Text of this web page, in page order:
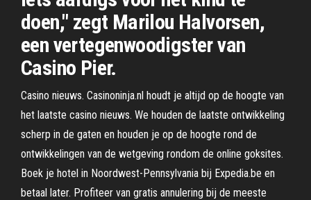
doen," zegt Marilou Halvorsen,
een vertegenwoodigster van
Casino Pier.
Casino nieuws. Casinoninja.nl houdt je altijd op de hoogte van
het laatste casino nieuws. We houden de laatste ontwikkeling
scherp in de gaten en houden je op de hoogte rond de
ontwikkelingen van de wetgeving rondom de online goksites.
Boek je hotel in Noordwest-Pennsylvania bij Expedia.be en
betaal later. Profiteer van gratis annulering bij de meeste